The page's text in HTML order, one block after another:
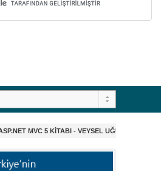
MVC 5 KITABI - VEYSEL UĞUR KIZMAZ